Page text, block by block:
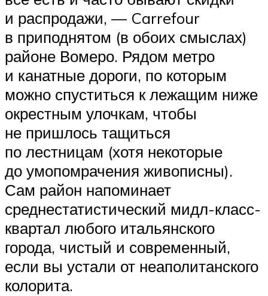
и распродажи, — Carrefour
в приподнятом (в обоих смыслах)
районе Вомеро. Рядом метро
и канатные дороги, по которым
можно спуститься к лежащим ниже
окрестным улочкам, чтобы
не пришлось тащиться
по лестницам (хотя некоторые
до умопомрачения живописны).
Сам район напоминает
среднестатистический мидл-класс-
квартал любого итальянского
города, чистый и современный,
если вы устали от неаполитанского
колорита.